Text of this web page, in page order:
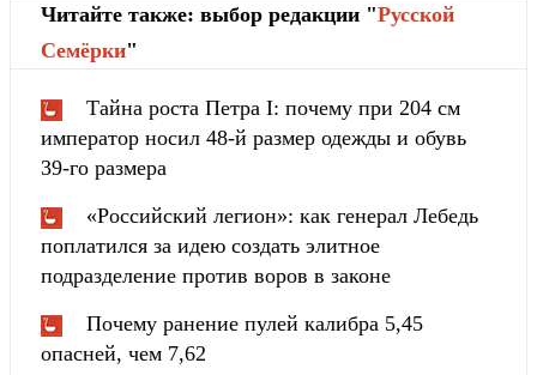
Читайте также: выбор редакции "Русской
Cемёрки"
Тайна роста Петра I: почему при 204 см
император носил 48-й размер одежды и обувь
39-го размера
«Российский легион»: как генерал Лебедь
поплатился за идею создать элитное
подразделение против воров в законе
Почему ранение пулей калибра 5,45
опасней, чем 7,62